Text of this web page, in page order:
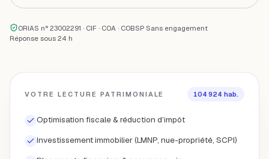
ORIAS n° 23002291 · CIF · COA · COBSP·Sans engagement·
Réponse sous 24 h
VOTRE LECTURE PATRIMONIALE 104 924 hab.
Optimisation fiscale & réduction d’impôt
Investissement immobilier (LMNP, nue-propriété, SCPI)